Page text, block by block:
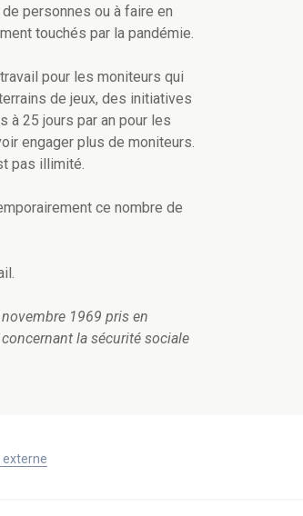
personnes ou à faire en
touchés par la pandémie.
pour les moniteurs qui
de jeux, des initiatives
25 jours par an pour les
engager plus de moniteurs.
pas illimité.
ce nombre de
1969 pris en
la sécurité sociale
externe